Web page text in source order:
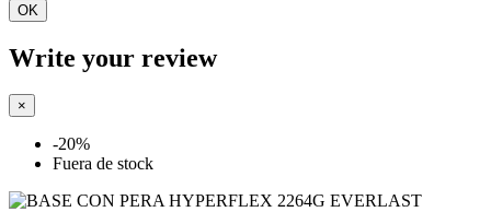
OK
Write your review
×
-20%
Fuera de stock